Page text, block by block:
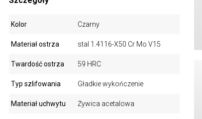
Kolor Czarny
Materiał ostrza stal 1.4116-X50 Cr Mo V15
Twardość ostrza 59 HRC
Typ szlifowania Gładkie wykończenie
Materiał uchwytu Żywica acetalowa